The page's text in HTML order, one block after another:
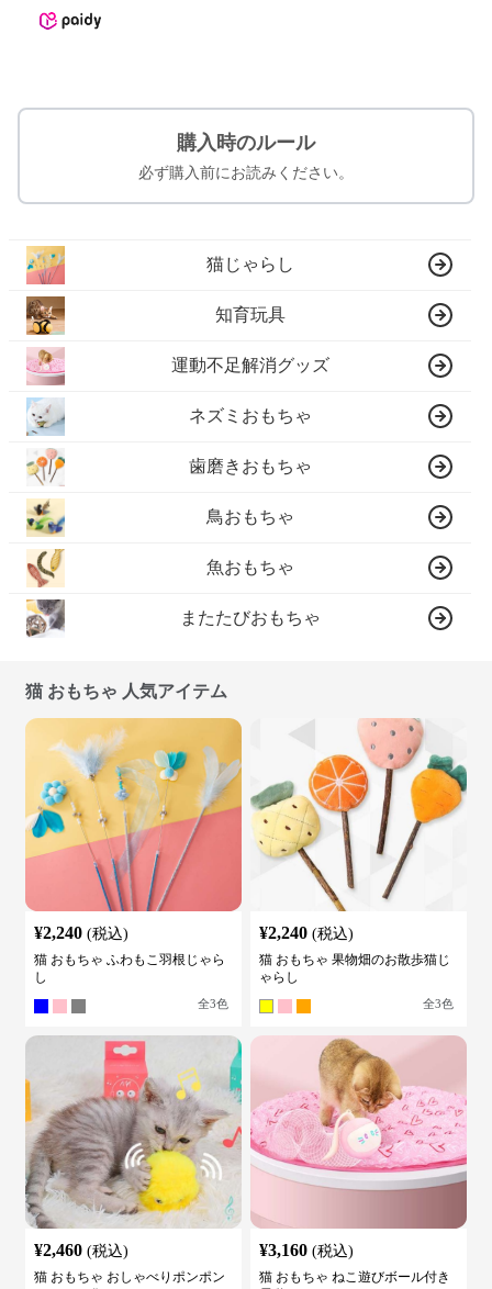
購入時のルール
必ず購入前にお読みください。
猫じゃらし
知育玩具
運動不足解消グッズ
ネズミおもちゃ
歯磨きおもちゃ
鳥おもちゃ
魚おもちゃ
またたびおもちゃ
猫 おもちゃ 人気アイテム
¥2,240 (税込)
猫 おもちゃ ふわもこ羽根じゃら
し
全3色
¥2,240 (税込)
猫 おもちゃ 果物畑のお散歩猫じ
ゃらし
全3色
¥2,460 (税込)
猫 おもちゃ おしゃべりポンポン
¥3,160 (税込)
猫 おもちゃ ねこ遊びボール付き